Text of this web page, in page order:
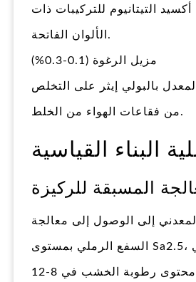
أكسيد التيتانيوم للتركيبات ذات
الألوان الفاتحة.
مزيل الرغوة (0.1-0.3%)
بالبولي إيثر على التخلص
من فقاعات الهواء من الخلط.
البناء القياسية
المسبقة للركيزة
إلى الوصول إلى معالجة
السفع الرملي بمستوى Sa2.5، والتحكم في